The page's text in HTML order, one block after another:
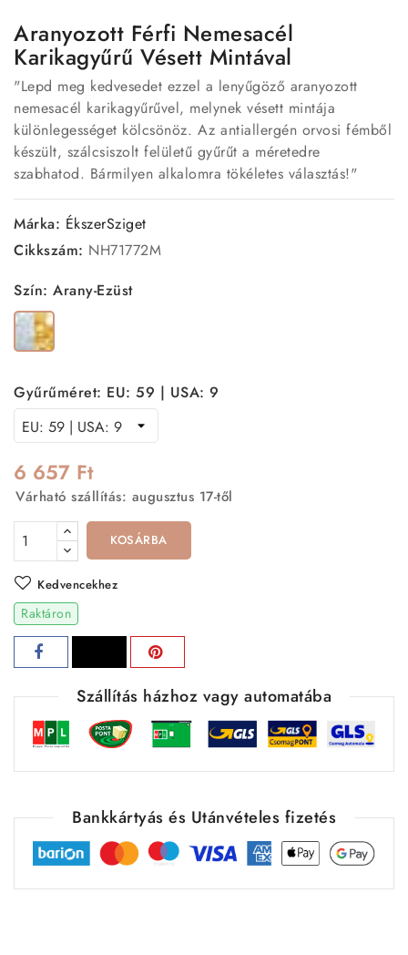
Aranyozott Férfi Nemesacél
Karikagyűrű Vésett Mintával
"Lepd meg kedvesedet ezzel a lenyűgöző aranyozott
nemesacél karikagyűrűvel, melynek vésett mintája
különlegességet kölcsönöz. Az antiallergén orvosi fémből
készült, szálcsiszolt felületű gyűrűt a méretedre
szabhatod. Bármilyen alkalomra tökéletes választás!"
Márka: ÉkszerSziget
Cikkszám: NH71772M
Szín: Arany-Ezüst
Arany-
Ezüst
Gyűrűméret: EU: 59 | USA: 9
6 657 Ft
Várható szállítás: augusztus 17-től
KOSÁRBA
Kedvencekhez
Raktáron
Szállítás házhoz vagy automatába
Bankkártyás és Utánvételes fizetés